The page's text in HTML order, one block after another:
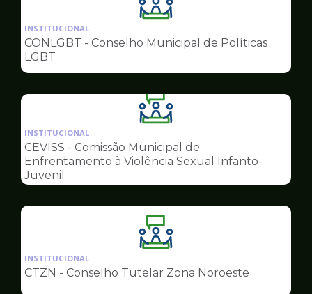
Ilustração
da
pagina
Conselhos
INSTITUCIONAL
CONLGBT - Conselho Municipal de Políticas
LGBT
Ilustração
da
pagina
de
INSTITUCIONAL
CEVISS - Comissão Municipal de
Enfrentamento à Violência Sexual Infanto-
Juvenil
Ilustração
da
pagina
INSTITUCIONAL
CTZN - Conselho Tutelar Zona Noroeste